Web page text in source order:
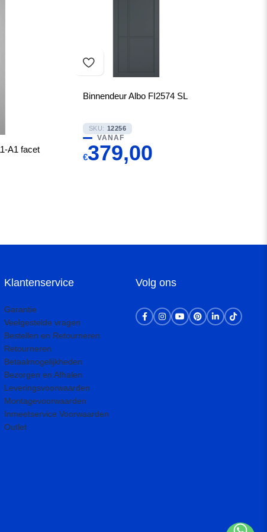
A1 facet
Binnendeur Albo FI2574 SL
SKU: 12256
VANAF
€379,00
Klantenservice
Garantie
Veelgestelde vragen
Bestellen en Retourneren
Retourneren
Betaalmogelijkheden
Bezorgen en Afhalen
Leveringsvoorwaarden
Montagevoorwaarden
Inmeetservice Voorwaarden
Outlet
Volg ons